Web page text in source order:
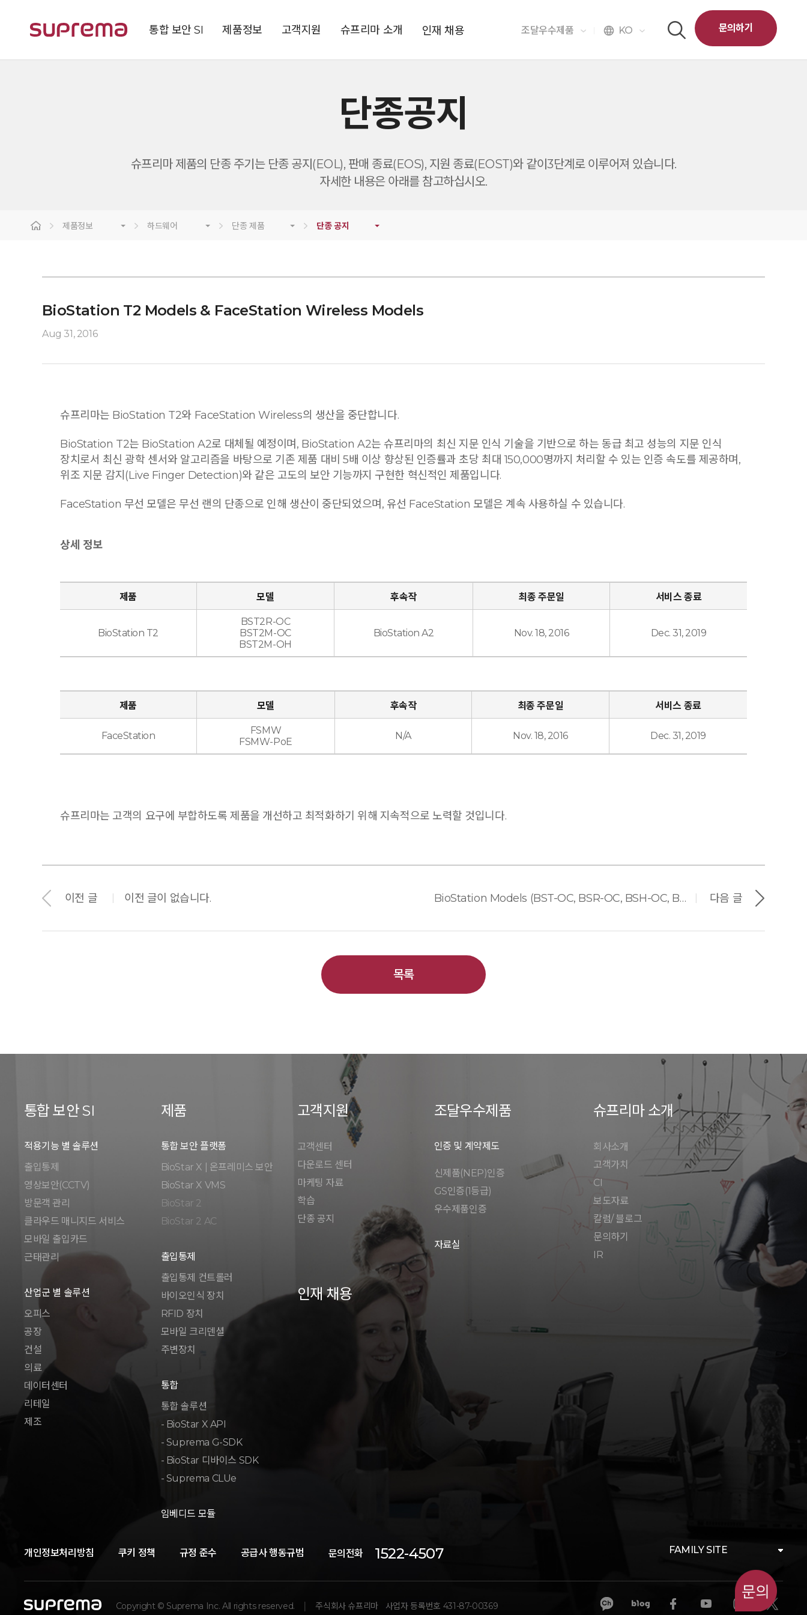
통합 보안 SI 제품정보 고객지원 슈프리마 소개 인재 채용 조달우수제품 language KO 문의하기
단종공지
슈프리마 제품의 단종 주기는 단종 공지(EOL), 판매 종료(EOS), 지원 종료(EOST)와 같이3단계로 이루어져 있습니다.
자세한 내용은 아래를 참고하십시오.
제품정보 하드웨어 단종 제품 단종 공지
BioStation T2 Models & FaceStation Wireless Models
Aug 31, 2016
슈프리마는 BioStation T2와 FaceStation Wireless의 생산을 중단합니다.
BioStation T2는 BioStation A2로 대체될 예정이며, BioStation A2는 슈프리마의 최신 지문 인식 기술을 기반으로 하는 동급 최고 성능의 지문 인식
장치로서 최신 광학 센서와 알고리즘을 바탕으로 기존 제품 대비 5배 이상 향상된 인증률과 초당 최대 150,000명까지 처리할 수 있는 인증 속도를 제공하며,
위조 지문 감지(Live Finger Detection)와 같은 고도의 보안 기능까지 구현한 혁신적인 제품입니다.
FaceStation 무선 모델은 무선 랜의 단종으로 인해 생산이 중단되었으며, 유선 FaceStation 모델은 계속 사용하실 수 있습니다.
상세 정보
제품 모델 후속작 최종 주문일 서비스 종료
BioStation T2
BST2R-OC
BST2M-OC
BST2M-OH
BioStation A2 Nov. 18, 2016 Dec. 31, 2019
제품 모델 후속작 최종 주문일 서비스 종료
FaceStation
FSMW
FSMW-PoE
N/A Nov. 18, 2016 Dec. 31, 2019
슈프리마는 고객의 요구에 부합하도록 제품을 개선하고 최적화하기 위해 지속적으로 노력할 것입니다.
이전 글 이전 글이 없습니다. 다음 글
BioStation Models (BST-OC, BSR-OC, BSH-OC, BSM-OC/TC)
목록
통합 보안 SI
적용기능 별 솔루션
출입통제
영상보안(CCTV)
방문객 관리
클라우드 매니지드 서비스
모바일 출입카드
근태관리
산업군 별 솔루션
오피스
공장
건설
의료
데이터센터
리테일
제조
제품
통합 보안 플랫폼
BioStar X | 온프레미스 보안
BioStar X VMS
BioStar 2
BioStar 2 AC
출입통제
출입통제 컨트롤러
바이오인식 장치
RFID 장치
모바일 크리덴셜
주변장치
통합
통합 솔루션
- BioStar X API
- Suprema G-SDK
- BioStar 디바이스 SDK
- Suprema CLUe
임베디드 모듈
고객지원
고객센터
다운로드 센터
마케팅 자료
학습
단종 공지
조달우수제품
인증 및 계약제도
신제품(NEP)인증
GS인증(1등급)
우수제품인증
자료실
슈프리마 소개
회사소개
고객가치
CI
보도자료
칼럼/ 블로그
문의하기
IR
인재 채용
개인정보처리방침 쿠키 정책 규정 준수 공급사 행동규범 문의전화 1522-4507 FAMILY SITE
Copyright © Suprema Inc. All rights reserved. 주식회사 슈프리마 사업자 등록번호 431-87-00369